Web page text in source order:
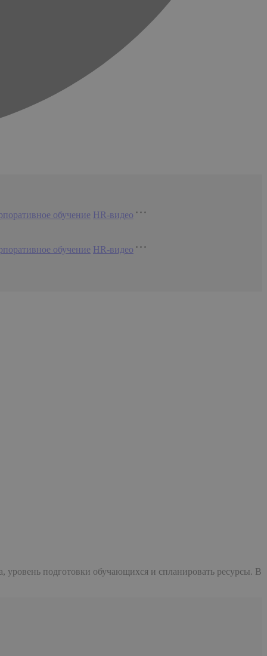
обучение HR-видео
обучение HR-видео
уровень подготовки обучающихся и спланировать ресурсы. В